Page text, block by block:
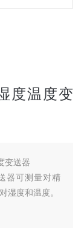
度温度变
变送器
器可测量对精
湿度和温度。